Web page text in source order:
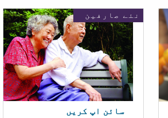
نئے صارفین
سائن اپ کریں